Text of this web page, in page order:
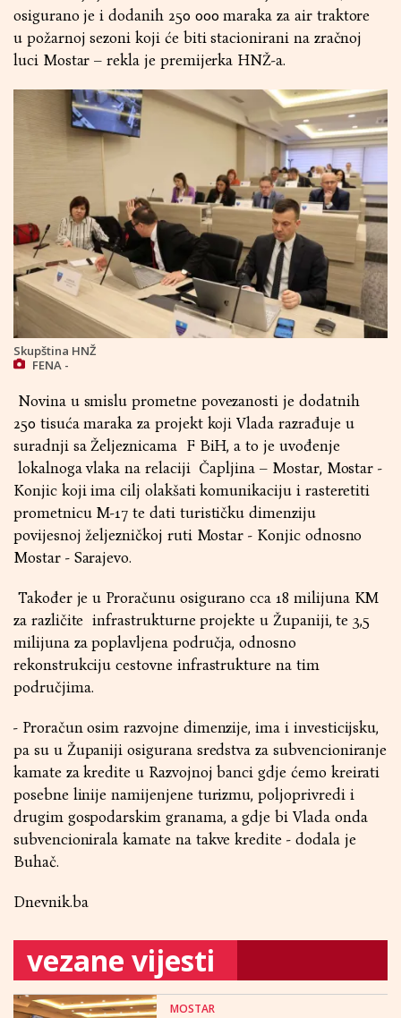
osigurano je i dodanih 250 000 maraka za air traktore
u požarnoj sezoni koji će biti stacionirani na zračnoj
luci Mostar – rekla je premijerka HNŽ-a.
Skupština HNŽ
FENA -
Novina u smislu prometne povezanosti je dodatnih
250 tisuća maraka za projekt koji Vlada razrađuje u
suradnji sa Željeznicama F BiH, a to je uvođenje
lokalnoga vlaka na relaciji Čapljina – Mostar, Mostar -
Konjic koji ima cilj olakšati komunikaciju i rasteretiti
prometnicu M-17 te dati turističku dimenziju
povijesnoj željezničkoj ruti Mostar - Konjic odnosno
Mostar - Sarajevo.
Također je u Proračunu osigurano cca 18 milijuna KM
za različite infrastrukturne projekte u Županiji, te 3,5
milijuna za poplavljena područja, odnosno
rekonstrukciju cestovne infrastrukture na tim
područjima.
- Proračun osim razvojne dimenzije, ima i investicijsku,
pa su u Županiji osigurana sredstva za subvencioniranje
kamate za kredite u Razvojnoj banci gdje ćemo kreirati
posebne linije namijenjene turizmu, poljoprivredi i
drugim gospodarskim granama, a gdje bi Vlada onda
subvencionirala kamate na takve kredite - dodala je
Buhač.
Dnevnik.ba
vezane vijesti
MOSTAR